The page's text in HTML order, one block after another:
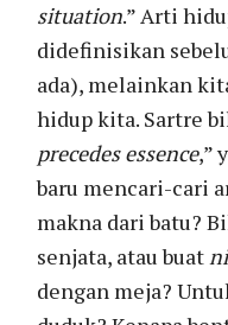
situation.” Arti
didefinisikan
ada), melainkan
hidup kita. Sartre
precedes essence,”
baru mencari-cari
makna dari batu?
senjata, atau buat
dengan meja?